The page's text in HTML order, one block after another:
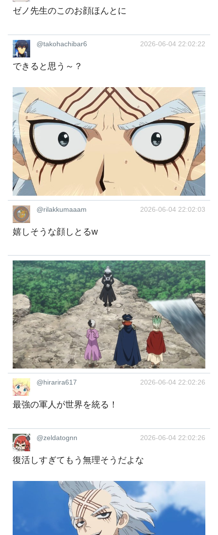
ゼノ先生のこのお顔ほんとに
@takohachibar6 2026-06-04 22:02:22
できると思う～？
@rilakkumaaam 2026-06-04 22:02:03
嬉しそうな顔しとるw
@hirarira617 2026-06-04 22:02:26
最強の軍人が世界を統る！
@zeldatognn 2026-06-04 22:02:26
復活しすぎてもう無理そうだよな